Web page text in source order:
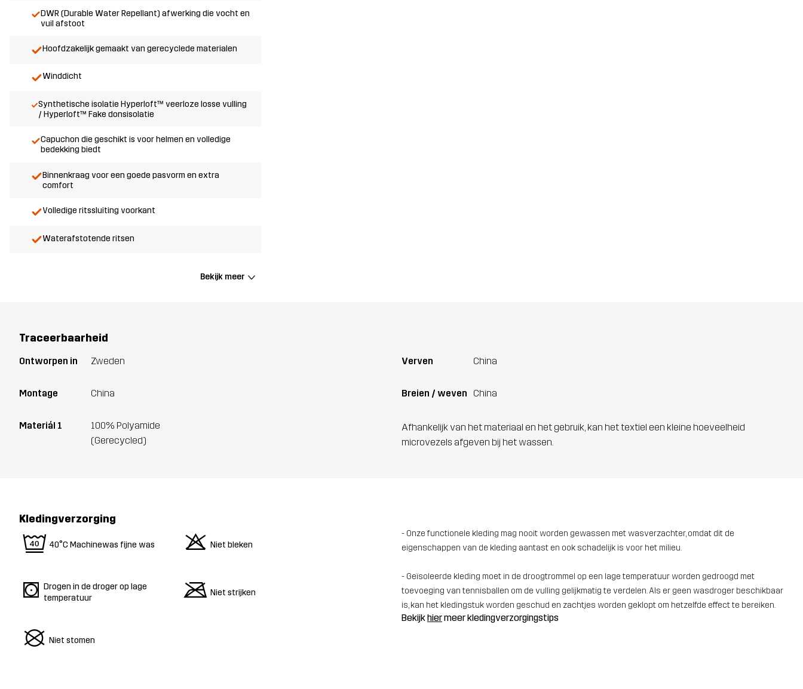
DWR (Durable Water Repellant) afwerking die vocht en
vuil afstoot
Hoofdzakelijk gemaakt van gerecyclede materialen
Winddicht
Synthetische isolatie Hyperloft™ veerloze losse vulling
/ Hyperloft™ Fake donsisolatie
Capuchon die geschikt is voor helmen en volledige
bedekking biedt
Binnenkraag voor een goede pasvorm en extra
comfort
Volledige ritssluiting voorkant
Waterafstotende ritsen
Bekijk meer
Traceerbaarheid
Ontworpen in Zweden
Montage China
Materiál 1
100% Polyamide
(Gerecycled)
Verven China
Breien / weven China
Afhankelijk van het materiaal en het gebruik, kan het textiel een kleine hoeveelheid
microvezels afgeven bij het wassen.
Kledingverzorging
9 40°C Machinewas fijne was o Niet bleken
s Drogen in de droger op lage
temperatuur
m Niet strijken
U Niet stomen
- Onze functionele kleding mag nooit worden gewassen met wasverzachter, omdat dit de
eigenschappen van de kleding aantast en ook schadelijk is voor het milieu.
- Geïsoleerde kleding moet in de droogtrommel op een lage temperatuur worden gedroogd met
toevoeging van tennisballen om de vulling gelijkmatig te verdelen. Als er geen wasdroger beschikbaar
is, kan het kledingstuk worden geschud en zachtjes worden geklopt om hetzelfde effect te bereiken.
Bekijkhiermeer kledingverzorgingstips